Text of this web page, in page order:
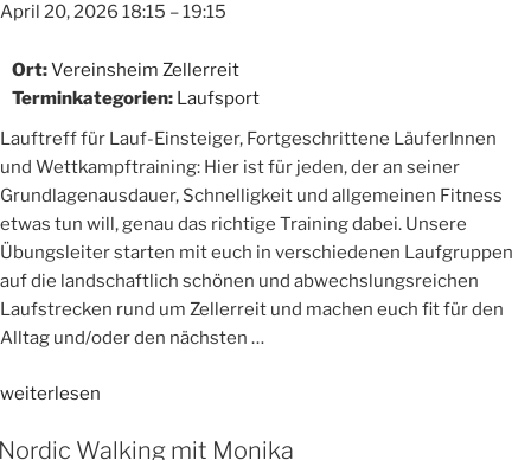
April 20, 2026 18:15 –19:15
Ort:Vereinsheim Zellerreit
Terminkategorien: Laufsport
Lauftreff für Lauf-Einsteiger, Fortgeschrittene LäuferInnen
und Wettkampftraining: Hier ist für jeden, der an seiner
Grundlagenausdauer, Schnelligkeit und allgemeinen Fitness
etwas tun will, genau das richtige Training dabei. Unsere
Übungsleiter starten mit euch in verschiedenen Laufgruppen
auf die landschaftlich schönen und abwechslungsreichen
Laufstrecken rund um Zellerreit und machen euch fit für den
Alltag und/oder den nächsten …
„Lauftreff“
weiterlesen
Walking mit Monika